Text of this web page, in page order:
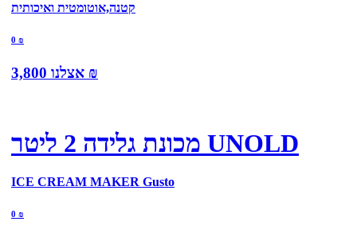
קטנה,אוטומטית ואיכותית
0 ₪
אצלנו 3,800 ₪
מכונת גלידה 2 ליטר UNOLD
ICE CREAM MAKER Gusto
0 ₪